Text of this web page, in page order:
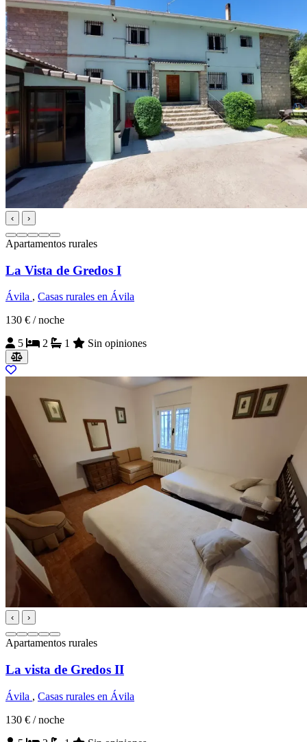
‹ ›
Apartamentos rurales
La Vista de Gredos I
Ávila , Casas rurales en Ávila
130 € / noche
5
2 1 Sin opiniones
‹ ›
Apartamentos rurales
La vista de Gredos II
Ávila , Casas rurales en Ávila
130 € / noche